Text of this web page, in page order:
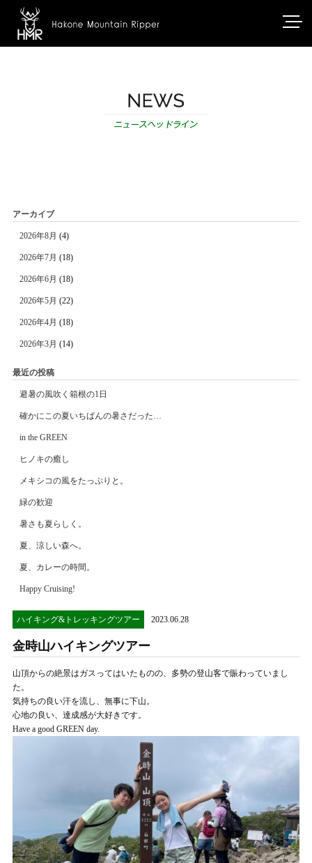
アーカイブ
2026年8月 (4)
2026年7月 (18)
2026年6月 (18)
2026年5月 (22)
2026年4月 (18)
2026年3月 (14)
最近の投稿
避暑の風吹く箱根の1日
確かにこの夏いちばんの暑さだった…
in the GREEN
ヒノキの癒し
メキシコの風をたっぷりと。
緑の歓迎
暑さも夏らしく。
夏、涼しい森へ。
夏、カレーの時間。
Happy Cruising!
ハイキング&トレッキングツアー 2023.06.28
金時山ハイキングツアー
山頂からの絶景はガスってはいたものの、多勢の登山客で賑わっていまし
た。
気持ちの良い汗を流し、無事に下山。
心地の良い、達成感が大好きです。
Have a good GREEN day.